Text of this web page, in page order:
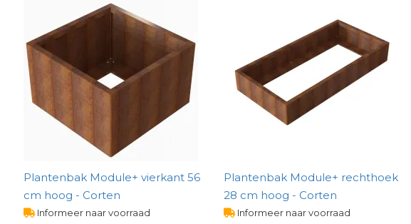
Plantenbak Module+ vierkant 56
cm hoog - Corten
Informeer naar voorraad
Plantenbak Module+ rechthoek
28 cm hoog - Corten
Informeer naar voorraad